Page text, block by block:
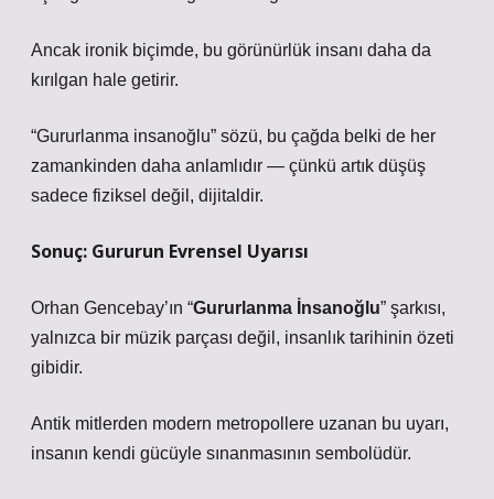
Ancak ironik biçimde, bu görünürlük insanı daha da
kırılgan hale getirir.
“Gururlanma insanoğlu” sözü, bu çağda belki de her
zamankinden daha anlamlıdır — çünkü artık düşüş
sadece fiziksel değil, dijitaldir.
Sonuç: Gururun Evrensel Uyarısı
Orhan Gencebay’ın “Gururlanma İnsanoğlu” şarkısı,
yalnızca bir müzik parçası değil, insanlık tarihinin özeti
gibidir.
Antik mitlerden modern metropollere uzanan bu uyarı,
insanın kendi gücüyle sınanmasının sembolüdür.